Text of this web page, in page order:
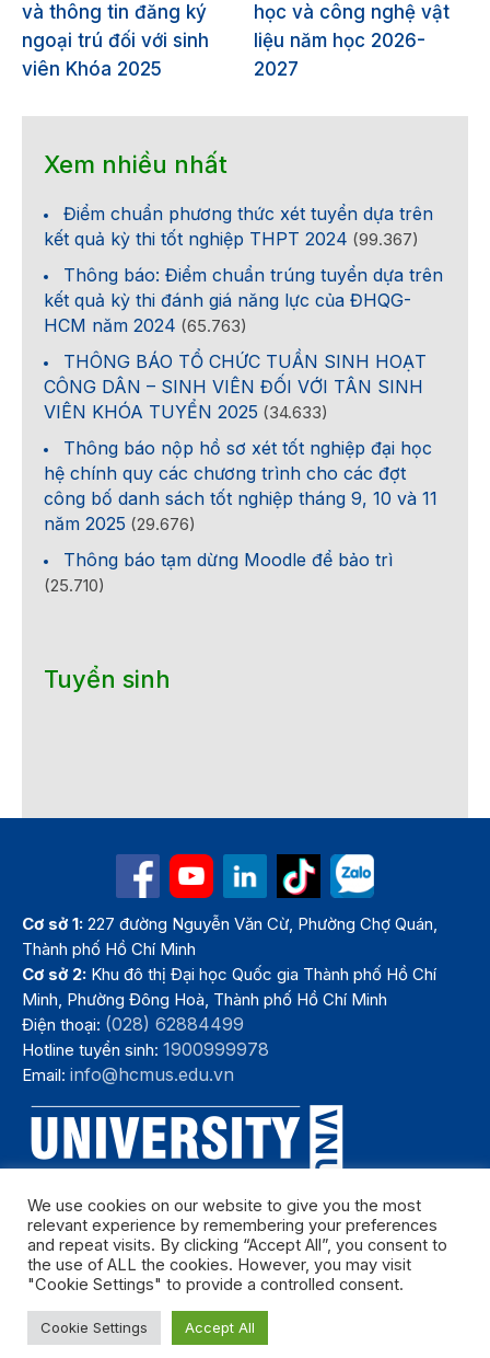
và thông tin đăng ký
ngoại trú đối với sinh
viên Khóa 2025
học và công nghệ vật
liệu năm học 2026-
2027
Xem nhiều nhất
Điểm chuẩn phương thức xét tuyển dựa trên
kết quả kỳ thi tốt nghiệp THPT 2024 (99.367)
Thông báo: Điểm chuẩn trúng tuyển dựa trên
kết quả kỳ thi đánh giá năng lực của ĐHQG-
HCM năm 2024 (65.763)
THÔNG BÁO TỔ CHỨC TUẦN SINH HOẠT
CÔNG DÂN – SINH VIÊN ĐỐI VỚI TÂN SINH
VIÊN KHÓA TUYỂN 2025 (34.633)
Thông báo nộp hồ sơ xét tốt nghiệp đại học
hệ chính quy các chương trình cho các đợt
công bố danh sách tốt nghiệp tháng 9, 10 và 11
năm 2025 (29.676)
Thông báo tạm dừng Moodle để bảo trì
(25.710)
Tuyển sinh
Cơ sở 1: 227 đường Nguyễn Văn Cừ, Phường Chợ Quán,
Thành phố Hồ Chí Minh
Cơ sở 2: Khu đô thị Đại học Quốc gia Thành phố Hồ Chí
Minh, Phường Đông Hoà, Thành phố Hồ Chí Minh
Điện thoại: (028) 62884499
Hotline tuyển sinh:1900999978
Email:info@hcmus.edu.vn
Bản quyền thuộc Trường Đại học Khoa học tự nhiên, Đại học Quốc
gia Thành phố Hồ Chí Minh. Năm 2024
We use cookies on our website to give you the most
relevant experience by remembering your preferences
and repeat visits. By clicking “Accept All”, you consent to
the use of ALL the cookies. However, you may visit
"Cookie Settings" to provide a controlled consent.
Cookie Settings Accept All